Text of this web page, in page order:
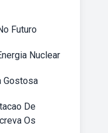
Futuro
Nuclear
Gostosa
De
Os